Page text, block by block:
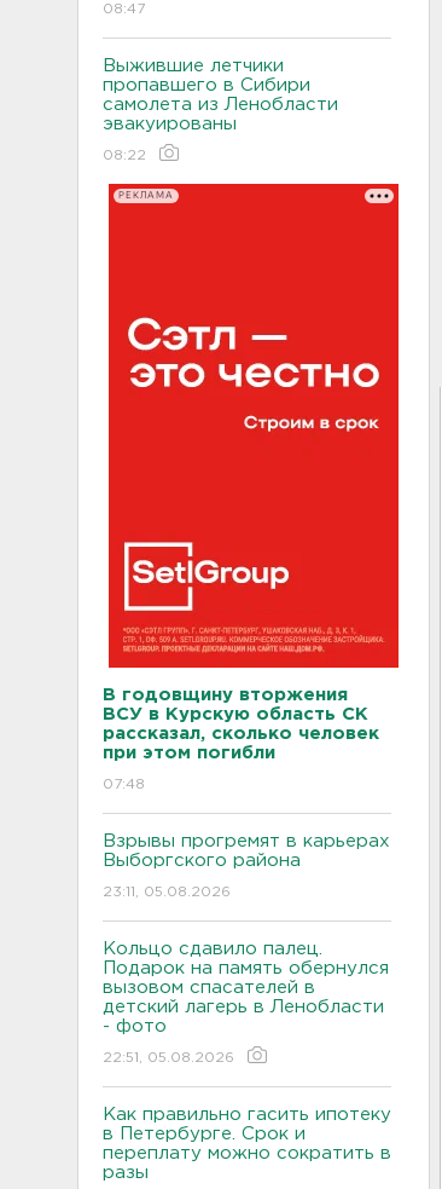
08:47
Выжившие летчики
пропавшего в Сибири
самолета из Ленобласти
эвакуированы
08:22
РЕКЛАМА
В годовщину вторжения
ВСУ в Курскую область СК
рассказал, сколько человек
при этом погибли
07:48
Взрывы прогремят в карьерах
Выборгского района
23:11, 05.08.2026
Кольцо сдавило палец.
Подарок на память обернулся
вызовом спасателей в
детский лагерь в Ленобласти
- фото
22:51, 05.08.2026
Как правильно гасить ипотеку
в Петербурге. Срок и
переплату можно сократить в
разы